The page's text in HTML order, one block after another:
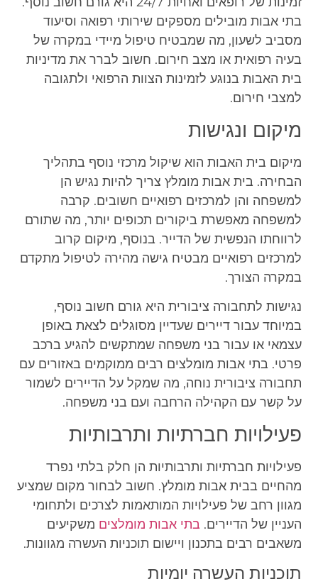
בתי אבות מובילים מספקים שירותי רפואה וסיעוד
מסביב לשעון, מה שמבטיח טיפול מיידי במקרה של
בעיה רפואית או מצב חירום. חשוב לברר את מדיניות
בית האבות בנוגע לזמינות הצוות הרפואי ולתגובה
למצבי חירום.
מיקום ונגישות
מיקום בית האבות הוא שיקול מרכזי נוסף בתהליך
הבחירה. בית אבות מומלץ צריך להיות נגיש הן
למשפחה והן למרכזים רפואיים חשובים. קרבה
למשפחה מאפשרת ביקורים תכופים יותר, מה שתורם
לרווחתו הנפשית של הדייר. בנוסף, מיקום קרוב
למרכזים רפואיים מבטיח גישה מהירה לטיפול מתקדם
במקרה הצורך.
נגישות לתחבורה ציבורית היא גורם חשוב נוסף,
במיוחד עבור דיירים שעדיין מסוגלים לצאת באופן
עצמאי או עבור בני משפחה שמתקשים להגיע ברכב
פרטי. בתי אבות מומלצים רבים ממוקמים באזורים עם
תחבורה ציבורית נוחה, מה שמקל על הדיירים לשמור
על קשר עם הקהילה הרחבה ועם בני משפחה.
פעילויות חברתיות ותרבותיות
פעילויות חברתיות ותרבותיות הן חלק בלתי נפרד
מהחיים בבית אבות מומלץ. חשוב לבחור מקום שמציע
מגוון רחב של פעילויות המותאמות לצרכים ולתחומי
העניין של הדיירים. בתי אבות מומלצים משקיעים
משאבים רבים בתכנון ויישום תוכניות העשרה מגוונות.
תוכניות העשרה יומיות